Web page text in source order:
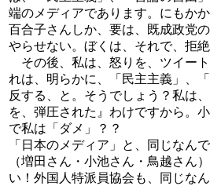
端のメディアであります。にもか
百合子さんしか、要は、既成政党
やらせない。ぼくは、それで、拒
その後、私は、怒りを、ツイー
れは、明らかに、「民主主義」、
反する、と。そうでしょう？私は
を、弾圧された』わけですから。
で私は「ダメ」？？
「日本のメディア」と、同じなん
（増田さん・小池さん・鳥越さん
い！外国人特派員協会も、同じな